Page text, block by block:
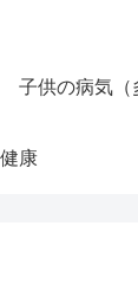
健康